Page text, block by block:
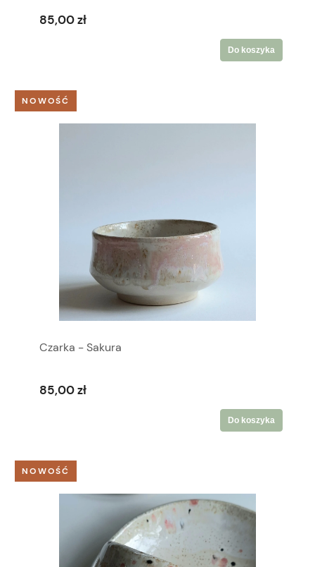
85,00 zł
Do koszyka
Czarka - Sakura
85,00 zł
Do koszyka
NOWOŚĆ
NOWOŚĆ